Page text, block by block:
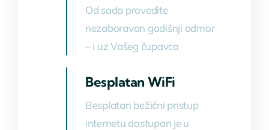
Od sada provedite
nezaboravan godišnji odmor
– i uz Vašeg čupavca
Besplatan WiFi
Besplatan bežični pristup
internetu dostupan je u